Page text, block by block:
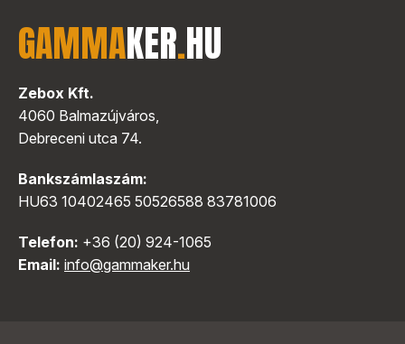
GAMMAKER.HU
Zebox Kft.
4060 Balmazújváros,
Debreceni utca 74.
Bankszámlaszám:
HU63 10402465 50526588 83781006
Telefon: +36 (20) 924-1065
Email: info@gammaker.hu